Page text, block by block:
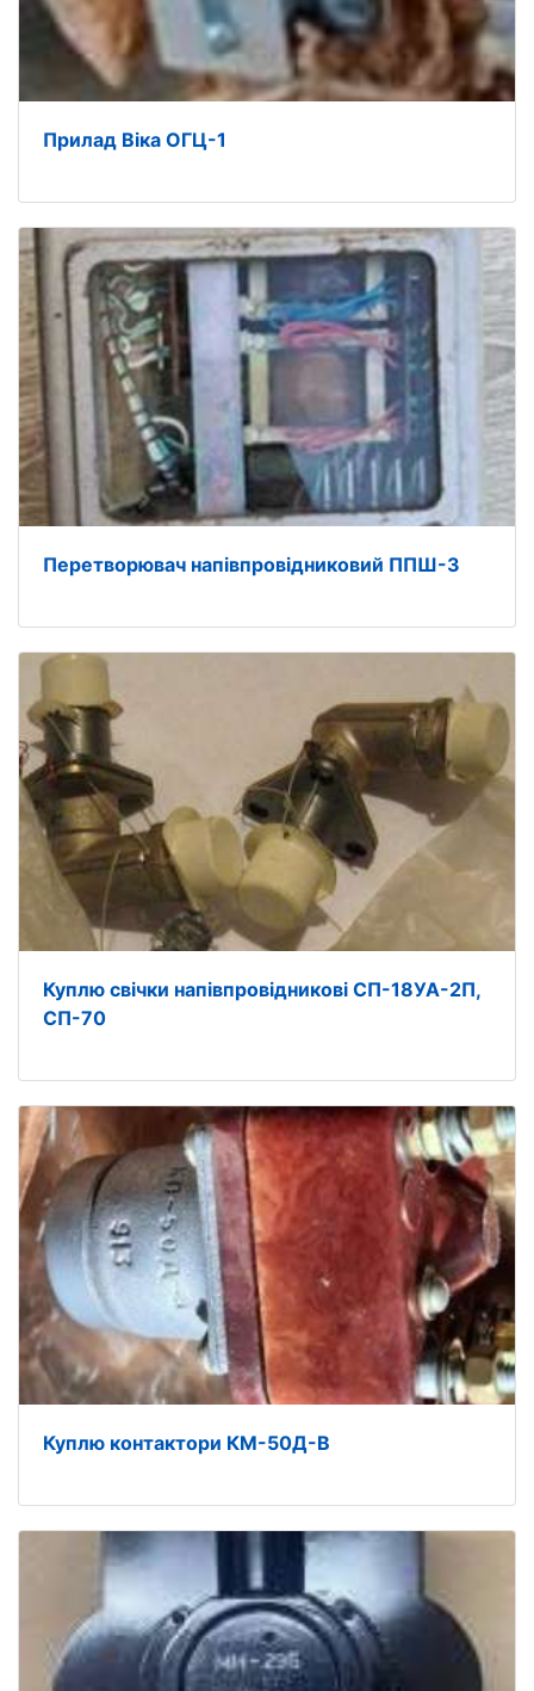
Прилад Віка ОГЦ-1
Перетворювач напівпровідниковий ППШ-3
Куплю свічки напівпровідникові СП-18УА-2П,
СП-70
Куплю контактори КМ-50Д-В